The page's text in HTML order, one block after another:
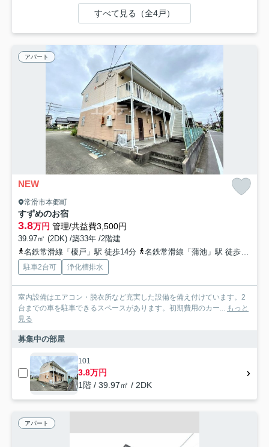
すべて見る（全4戸）
アパート
NEW
常滑市本郷町
すずめのお宿
3.8万円 管理/共益費3,500円
39.97㎡ (2DK) /築33年 /2階建
名鉄常滑線「榎戸」駅 徒歩14分
名鉄常滑線「蒲池」駅 徒歩19分
駐車2台可 浄化槽排水
室内設備はエアコン・脱衣所など充実した設備を備え付けています。2
台までの車を駐車できるスペースがあります。初期費用のカー... もっと
見る
募集中の部屋
101
3.8万円
1階 / 39.97㎡ / 2DK
アパート